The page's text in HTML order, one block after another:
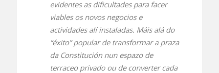
evidentes as dificultades para facer
viables os novos negocios e
actividades alí instaladas. Máis alá do
“éxito” popular de transformar a praza
da Constitución nun espazo de
terraceo privado ou de converter cada